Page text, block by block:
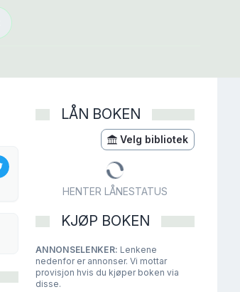
LÅN BOKEN
Velg bibliotek
HENTER LÅNESTATUS
KJØP BOKEN
ANNONSELENKER: Lenkene
nedenfor er annonser. Vi mottar
provisjon hvis du kjøper boken via
disse.